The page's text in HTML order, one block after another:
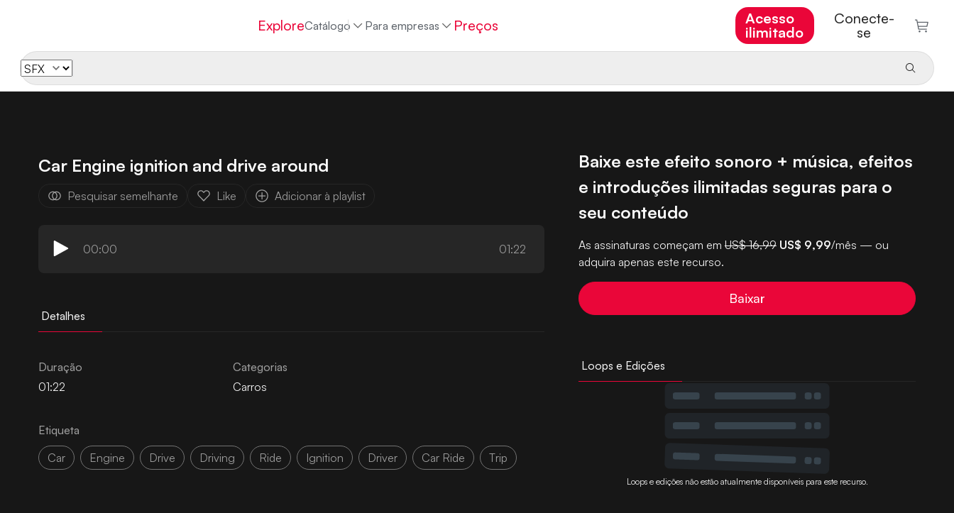
ExploreCatálogo Para empresas Preços
Acesso
ilimitado
Conecte-
se
Car Engine ignition and drive around
Pesquisar semelhante Like Adicionar à playlist
00:00 01:22
Detalhes
Duração
01:22
Categorias
Carros
Etiqueta
Car
Engine Drive Driving Ride Ignition Driver Car Ride Trip
Baixe este efeito sonoro + música, efeitos
e introduções ilimitadas seguras para o
seu conteúdo
As assinaturas começam emUS$ 16,99 US$ 9,99/mês — ou
adquira apenas este recurso.
Baixar
Loops e Edições
Loops e edições não estão atualmente disponíveis para este recurso.